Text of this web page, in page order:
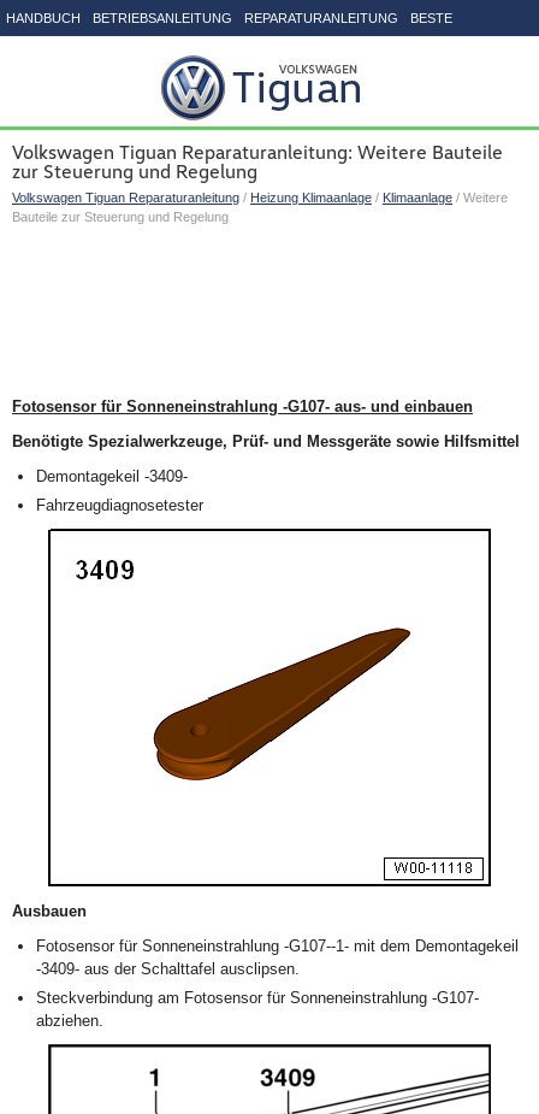
HANDBUCH BETRIEBSANLEITUNG REPARATURANLEITUNG BESTE
Volkswagen Tiguan Reparaturanleitung: Weitere Bauteile
zur Steuerung und Regelung
Volkswagen Tiguan Reparaturanleitung / Heizung Klimaanlage / Klimaanlage / Weitere
Bauteile zur Steuerung und Regelung
Fotosensor für Sonneneinstrahlung -G107- aus- und einbauen
Benötigte Spezialwerkzeuge, Prüf- und Messgeräte sowie Hilfsmittel
Demontagekeil -3409-
Fahrzeugdiagnosetester
Ausbauen
Fotosensor für Sonneneinstrahlung -G107--1- mit dem Demontagekeil
-3409- aus der Schalttafel ausclipsen.
Steckverbindung am Fotosensor für Sonneneinstrahlung -G107-
abziehen.